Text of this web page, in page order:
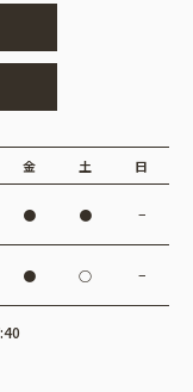
金 土 日
● ● −
● ○ −